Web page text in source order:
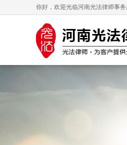
你好，欢迎光临河南光法律师事